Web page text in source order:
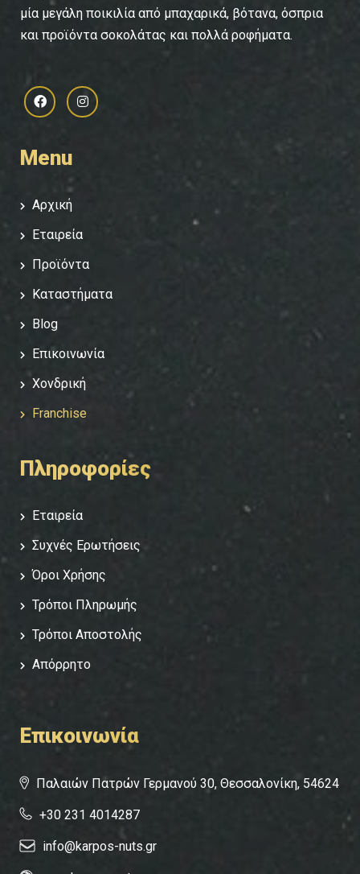
μία μεγάλη ποικιλία από μπαχαρικά, βότανα, όσπρια
και προϊόντα σοκολάτας και πολλά ροφήματα.
Menu
Αρχική
Εταιρεία
Προϊόντα
Καταστήματα
Blog
Επικοινωνία
Χονδρική
Franchise
Πληροφορίες
Εταιρεία
Συχνές Ερωτήσεις
Όροι Χρήσης
Τρόποι Πληρωμής
Τρόποι Αποστολής
Απόρρητο
Επικοινωνία
Παλαιών Πατρών Γερμανού 30, Θεσσαλονίκη, 54624
+30 231 4014287
info@karpos-nuts.gr